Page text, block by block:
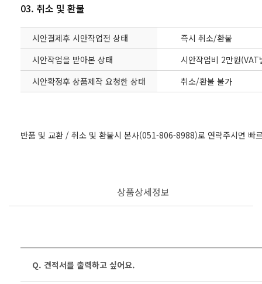
03. 취소 및 환불
시안결제후 시안작업전 상태
즉시 취소/환불
시안작업을 받아본 상태
시안작업비 2만원
시안확정후 상품제작 요청한 상태
취소/환불 불가
반품 및 교환 / 취소 및 환불시 본사(051-806-8988)로 연락주시면 빠
상품상세정보
Q. 견적서를 출력하고 싶어요.